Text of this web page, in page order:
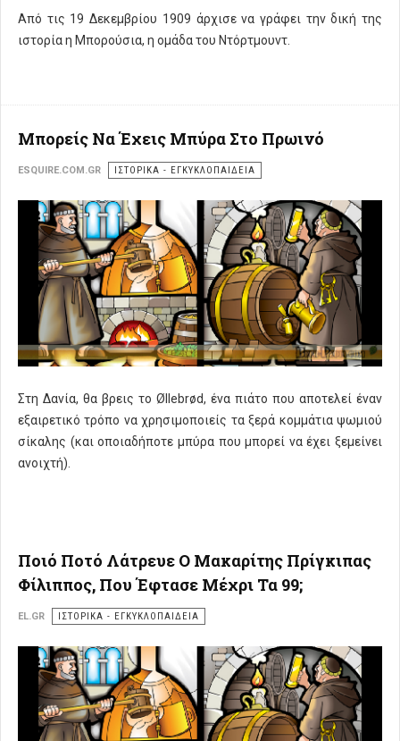
Από τις 19 Δεκεμβρίου 1909 άρχισε να γράφει την δική της
ιστορία η Μπορούσια, η ομάδα του Ντόρτμουντ.
Μπορείς Να Έχεις Μπύρα Στο Πρωινό
ESQUIRE.COM.GR ΙΣΤΟΡΙΚΑ - ΕΓΚΥΚΛΟΠΑΙΔΕΙΑ
Στη Δανία, θα βρεις το Øllebrød, ένα πιάτο που αποτελεί έναν
εξαιρετικό τρόπο να χρησιμοποιείς τα ξερά κομμάτια ψωμιού
σίκαλης (και οποιαδήποτε μπύρα που μπορεί να έχει ξεμείνει
ανοιχτή).
Ποιό Ποτό Λάτρευε Ο Μακαρίτης Πρίγκιπας
Φίλιππος, Που Έφτασε Μέχρι Τα 99;
EL.GR ΙΣΤΟΡΙΚΑ - ΕΓΚΥΚΛΟΠΑΙΔΕΙΑ